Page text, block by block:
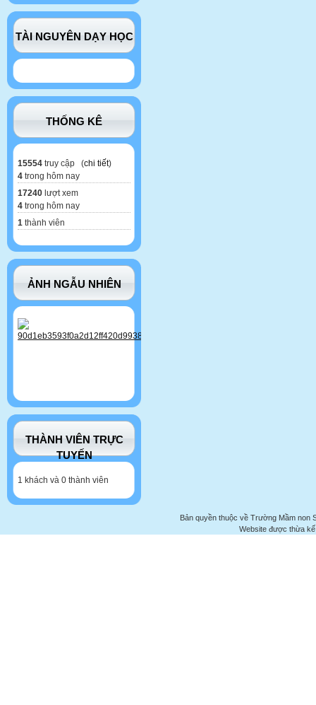
TÀI NGUYÊN DẠY HỌC
THỐNG KÊ
15554 truy cập (chi tiết)
4 trong hôm nay
17240 lượt xem
4 trong hôm nay
1 thành viên
ẢNH NGẪU NHIÊN
THÀNH VIÊN TRỰC
TUYẾN
1 khách và 0 thành viên
Bản quyền thuộc về Trường Mầm non
Website được thừa